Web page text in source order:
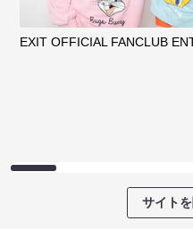
EXIT OFFICIAL FANCLUB
サイト